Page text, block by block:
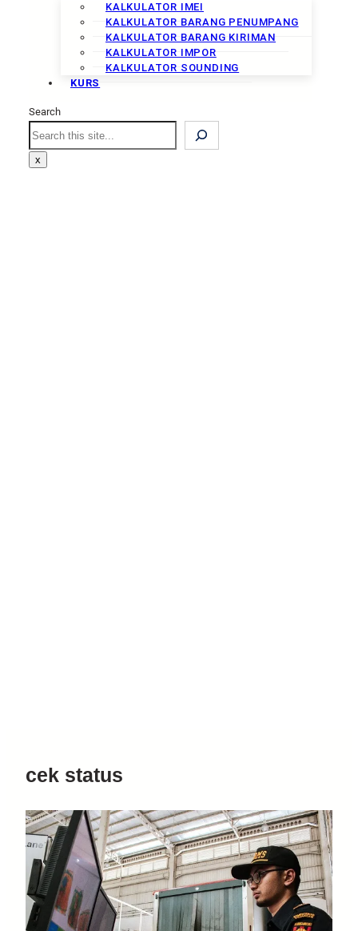
KALKULATOR IMEI
KALKULATOR BARANG PENUMPANG
KALKULATOR BARANG KIRIMAN
KALKULATOR IMPOR
KALKULATOR SOUNDING
KURS
Search
Search
x
cek status